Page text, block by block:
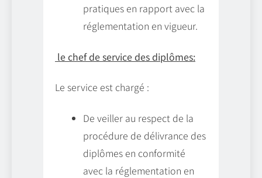
pratiques en rapport avec la
réglementation en vigueur.
le chef de service des diplômes:
Le service est chargé :
De veiller au respect de la
procédure de délivrance des
diplômes en conformité
avec la réglementation en